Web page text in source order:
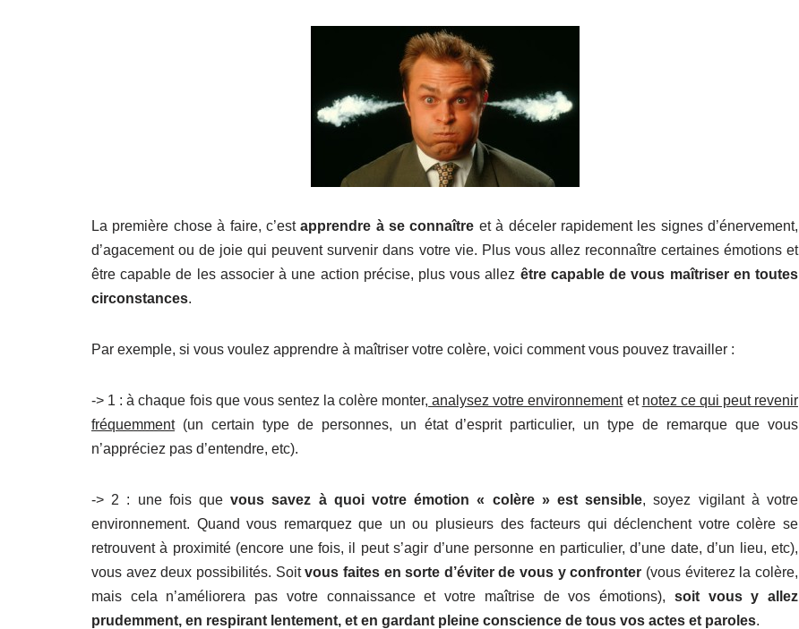
La première chose à faire, c’estapprendre à se connaître et à déceler rapidement les signes d’énervement,
d’agacement ou de joie qui peuvent survenir dans votre vie. Plus vous allez reconnaître certaines émotions et
être capable de les associer à une action précise, plus vous allez être capable de vous maîtriser en toutes
circonstances.
Par exemple, si vous voulez apprendre à maîtriser votre colère, voici comment vous pouvez travailler :
-> 1 : à chaque fois que vous sentez la colère monter, analysez votre environnementet notez ce qui peut revenir
fréquemment(un certain type de personnes, un état d’esprit particulier, un type de remarque que vous
n’appréciez pas d’entendre, etc).
-> 2 : une fois quevous savez à quoi votre émotion « colère » est sensible, soyez vigilant à votre
environnement. Quand vous remarquez que un ou plusieurs des facteurs qui déclenchent votre colère se
retrouvent à proximité (encore une fois, il peut s’agir d’une personne en particulier, d’une date, d’un lieu, etc),
vous avez deux possibilités. Soitvous faites en sorte d’éviter de vous y confronter (vous éviterez la colère,
mais cela n’améliorera pas votre connaissance et votre maîtrise de vos émotions), soit vous y allez
prudemment, en respirant lentement, et en gardant pleine conscience de tous vos actes et paroles.